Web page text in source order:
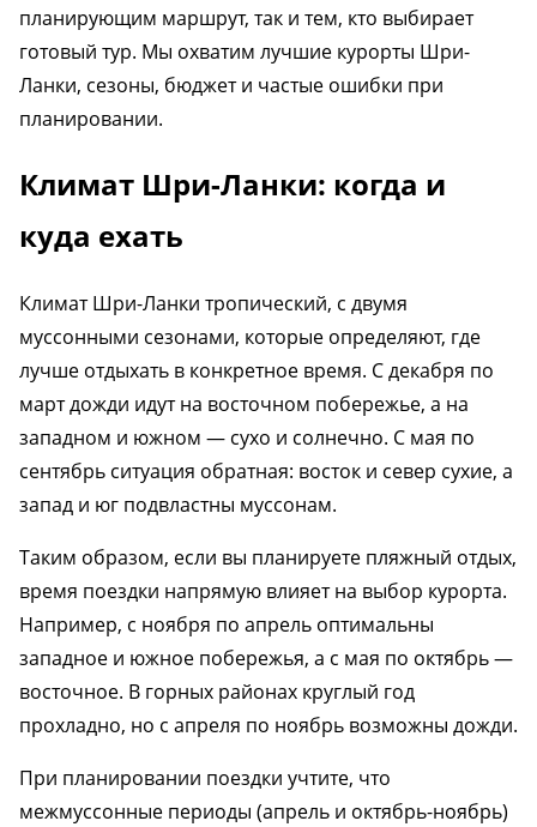
планирующим маршрут, так и тем, кто выбирает
готовый тур. Мы охватим лучшие курорты Шри-
Ланки, сезоны, бюджет и частые ошибки при
планировании.
Климат Шри-Ланки: когда и
куда ехать
Климат Шри-Ланки тропический, с двумя
муссонными сезонами, которые определяют, где
лучше отдыхать в конкретное время. С декабря по
март дожди идут на восточном побережье, а на
западном и южном — сухо и солнечно. С мая по
сентябрь ситуация обратная: восток и север сухие, а
запад и юг подвластны муссонам.
Таким образом, если вы планируете пляжный отдых,
время поездки напрямую влияет на выбор курорта.
Например, с ноября по апрель оптимальны
западное и южное побережья, а с мая по октябрь —
восточное. В горных районах круглый год
прохладно, но с апреля по ноябрь возможны дожди.
При планировании поездки учтите, что
межмуссонные периоды (апрель и октябрь-ноябрь)